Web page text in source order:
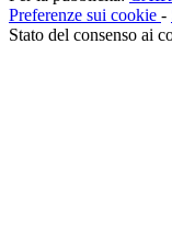
Preferenze sui cookie -
Stato del consenso ai